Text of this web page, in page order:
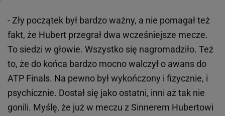
- Zły początek był bardzo ważny, a nie pomagał też
fakt, że Hubert przegrał dwa wcześniejsze mecze.
To siedzi w głowie. Wszystko się nagromadziło. Też
to, że do końca bardzo mocno walczył o awans do
ATP Finals. Na pewno był wykończony i fizycznie, i
psychicznie. Dostał się jako ostatni, inni aż tak nie
gonili. Myślę, że już w meczu z Sinnerem Hubertowi